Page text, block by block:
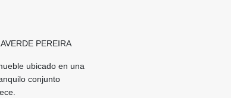
PEREIRA
ubicado en una
conjunto